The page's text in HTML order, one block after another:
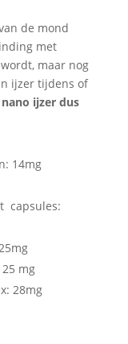
de mond
met
maar nog
ijzer tijdens of
ijzer dus
14mg
capsules:
mg
28mg